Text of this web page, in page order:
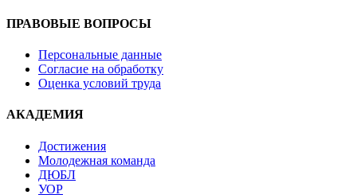
ПРАВОВЫЕ ВОПРОСЫ
Персональные данные
Согласие на обработку
Оценка условий труда
АКАДЕМИЯ
Достижения
Молодежная команда
ДЮБЛ
УОР